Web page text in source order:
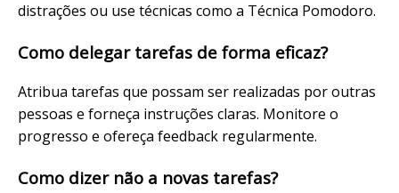
distrações ou use técnicas como a Técnica Pomodoro.
Como delegar tarefas de forma eficaz?
Atribua tarefas que possam ser realizadas por outras
pessoas e forneça instruções claras. Monitore o
progresso e ofereça feedback regularmente.
Como dizer não a novas tarefas?